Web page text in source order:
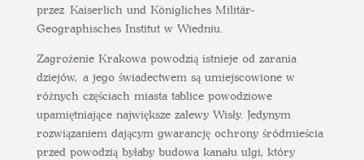
przez Kaiserlich und Königliches Militär-
Geographisches Institut w Wiedniu.
Zagrożenie Krakowa powodzią istnieje od zarania
dziejów, a jego świadectwem są umiejscowione w
różnych częściach miasta tablice powodziowe
upamiętniające największe zalewy Wisły. Jedynym
rozwiązaniem dającym gwarancję ochrony śródmieścia
przed powodzią byłaby budowa kanału ulgi, który